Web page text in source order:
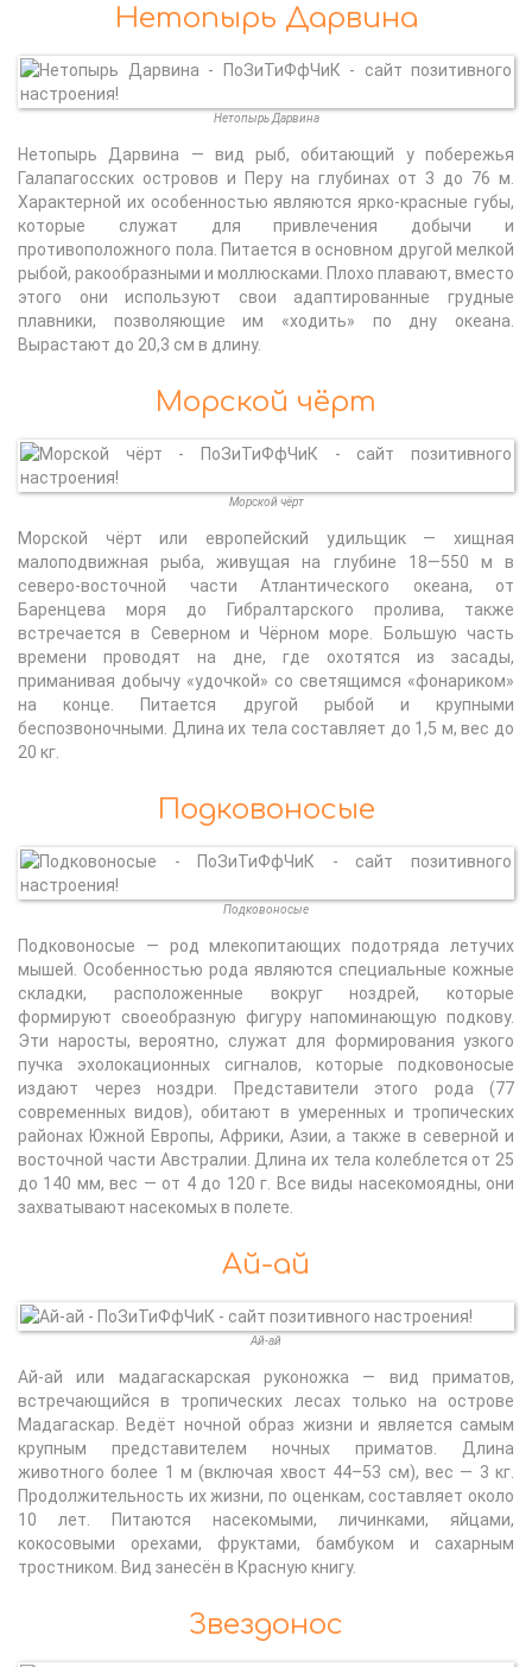
Нетопырь Дарвина
Нетопырь Дарвина
Нетопырь Дарвина — вид рыб, обитающий у побережья
Галапагосских островов и Перу на глубинах от 3 до 76 м.
Характерной их особенностью являются ярко-красные губы,
которые служат для привлечения добычи и
противоположного пола. Питается в основном другой мелкой
рыбой, ракообразными и моллюсками. Плохо плавают, вместо
этого они используют свои адаптированные грудные
плавники, позволяющие им «ходить» по дну океана.
Вырастают до 20,3 см в длину.
Морской чёрт
Морской чёрт
Морской чёрт или европейский удильщик — хищная
малоподвижная рыба, живущая на глубине 18—550 м в
северо-восточной части Атлантического океана, от
Баренцева моря до Гибралтарского пролива, также
встречается в Северном и Чёрном море. Большую часть
времени проводят на дне, где охотятся из засады,
приманивая добычу «удочкой» со светящимся «фонариком»
на конце. Питается другой рыбой и крупными
беспозвоночными. Длина их тела составляет до 1,5 м, вес до
20 кг.
Подковоносые
Подковоносые
Подковоносые — род млекопитающих подотряда летучих
мышей. Особенностью рода являются специальные кожные
складки, расположенные вокруг ноздрей, которые
формируют своеобразную фигуру напоминающую подкову.
Эти наросты, вероятно, служат для формирования узкого
пучка эхолокационных сигналов, которые подковоносые
издают через ноздри. Представители этого рода (77
современных видов), обитают в умеренных и тропических
районах Южной Европы, Африки, Азии, а также в северной и
восточной части Австралии. Длина их тела колеблется от 25
до 140 мм, вес — от 4 до 120 г. Все виды насекомоядны, они
захватывают насекомых в полете.
Ай-ай
Ай-ай
Ай-ай или мадагаскарская руконожка — вид приматов,
встречающийся в тропических лесах только на острове
Мадагаскар. Ведёт ночной образ жизни и является самым
крупным представителем ночных приматов. Длина
животного более 1 м (включая хвост 44–53 см), вес — 3 кг.
Продолжительность их жизни, по оценкам, составляет около
10 лет. Питаются насекомыми, личинками, яйцами,
кокосовыми орехами, фруктами, бамбуком и сахарным
тростником. Вид занесён в Красную книгу.
Звездонос